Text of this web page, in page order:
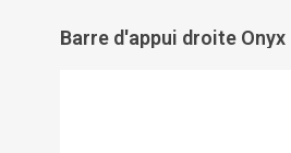
Barre d'appui droite Onyx